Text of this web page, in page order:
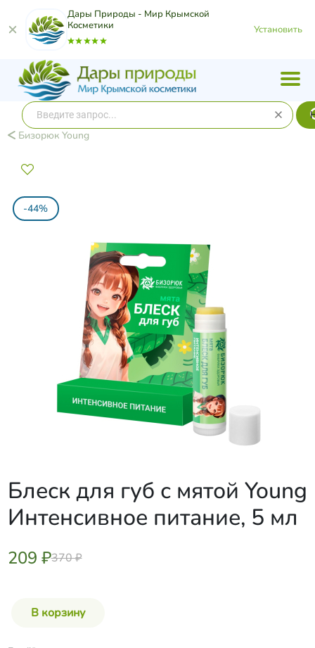
Дары Природы - Мир Крымской
Косметики
Установить
Бизорюк Young
-44%
Блеск для губ с мятой Young
Интенсивное питание, 5 мл
209 ₽370 ₽